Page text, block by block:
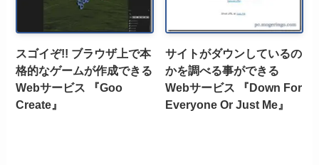
スゴイぞ!! ブラウザ上で本
格的なゲームが作成できる
Webサービス 『Goo
Create』
サイトがダウンしているの
かを調べる事ができる
Webサービス 『Down For
Everyone Or Just Me』